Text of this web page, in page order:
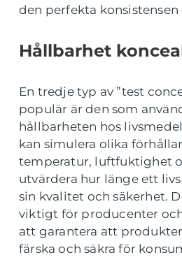
den perfekta
Hållbarhet
En tredje typ av ”test
populär är den som
hållbarheten hos
kan simulera olika
temperatur, luftfuktighet
utvärdera hur länge ett
sin kvalitet och säkerhet.
viktigt för producenter
att garantera att
färska och säkra för